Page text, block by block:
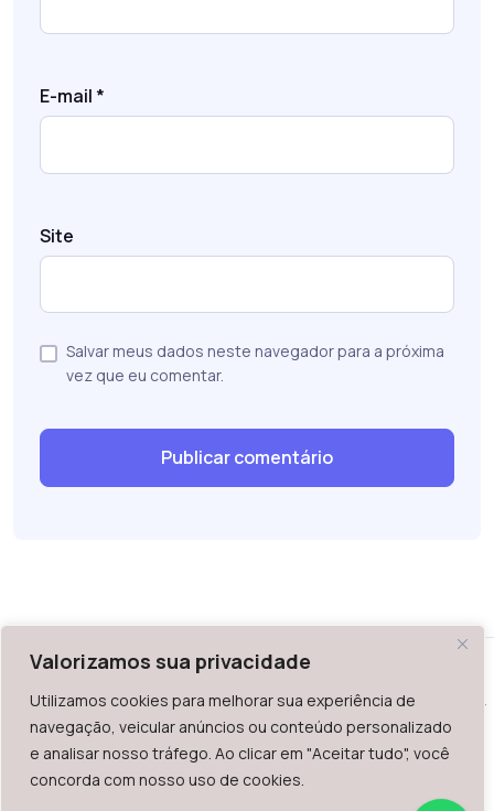
Valorizamos sua privacidade
Utilizamos cookies para melhorar sua experiência de
navegação, veicular anúncios ou conteúdo personalizado
e analisar nosso tráfego. Ao clicar em "Aceitar tudo", você
concorda com nosso uso de cookies.
E-mail *
Site
Salvar meus dados neste navegador para a próxima
vez que eu comentar.
WAZ - Av. do Contorno 2939, lojas 1 a 7, Belo Horizonte, MG -
Brasil. CEP: 30.110-013
Telefone: +55 (31) 2126-6666 | CNPJ: 06.036.939/0001-92
2023.